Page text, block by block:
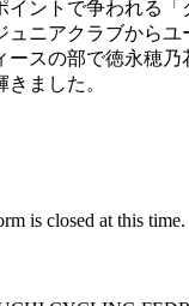
イントで争われる
ュニアクラブから
ースの部で徳永穂乃
ました。
is closed at this time.